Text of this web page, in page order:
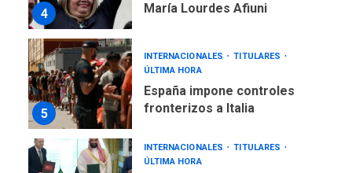
4
María Lourdes Afiuni
5
INTERNACIONALES
TITULARES
ÚLTIMA HORA
España impone controles
fronterizos a Italia
INTERNACIONALES
TITULARES
ÚLTIMA HORA